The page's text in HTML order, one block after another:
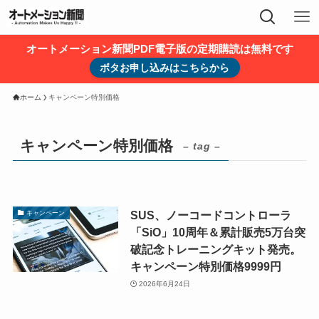
オートメーション新聞PDF電子版の定期購読は無料です
ボタお申し込みはこちらから
ホーム キャンペーン特別価格
キャンペーン特別価格 – tag –
キャンペーン
SUS、ノーコードコントローラ
「SiO」10周年＆累計販売5万台突
破記念トレーニングキット発売。
キャンペーン特別価格9999円
2026年6月24日